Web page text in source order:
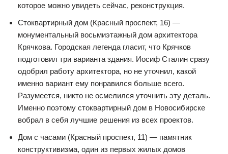
которое можно увидеть сейчас, реконструкция.
Стоквартирный дом (Красный проспект, 16) —
монументальный восьмиэтажный дом архитектора
Крячкова. Городская легенда гласит, что Крячков
подготовил три варианта здания. Иосиф Сталин сразу
одобрил работу архитектора, но не уточнил, какой
именно вариант ему понравился больше всего.
Разумеется, никто не осмелился уточнить эту деталь.
Именно поэтому стоквартирный дом в Новосибирске
вобрал в себя лучшие решения из всех проектов.
Дом с часами (Красный проспект, 11) — памятник
конструктивизма, один из первых жилых домов